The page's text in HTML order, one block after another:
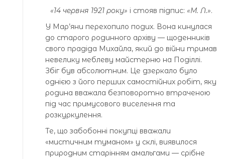
«14 червня 1921 року» і стояв підпис: «М. Л.».
У Мар’яни перехопило подих. Вона кинулася
до старого родинного архіву — щоденників
свого прадіда Михайла, який до війни тримав
невелику меблеву майстерню на Поділлі.
Збіг був абсолютним. Це дзеркало було
однією з його перших самостійних робіт, яку
родина вважала безповоротно втраченою
під час примусового виселення та
розкуркулення.
Те, що забобонні покупці вважали
«мистичним туманом» у склі, виявилося
природним старінням амальгами — срібне